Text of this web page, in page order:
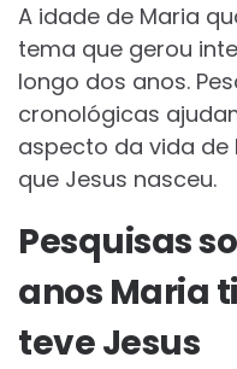
A idade de Maria
tema que gerou
longo dos anos.
cronológicas
aspecto da vida de
que Jesus nasceu.
Pesquisas
anos Maria
teve Jesus